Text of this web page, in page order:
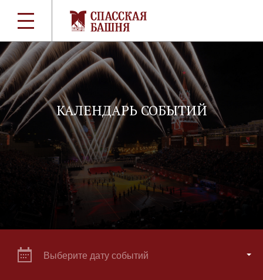
КАЛЕНДАРЬ СОБЫТИЙ
Выберите дату событий